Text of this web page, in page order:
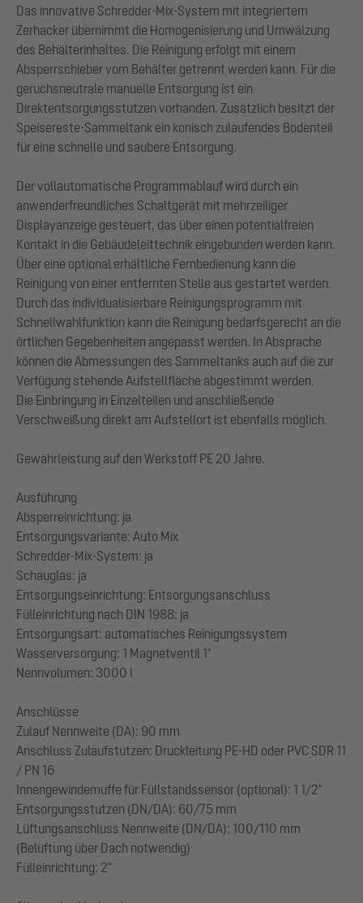
Das innovative Schredder-Mix-System mit integriertem
Zerhacker übernimmt die Homogenisierung und Umwälzung
des Behälterinhaltes. Die Reinigung erfolgt mit einem
Absperrschieber vom Behälter getrennt werden kann. Für die
geruchsneutrale manuelle Entsorgung ist ein
Direktentsorgungsstutzen vorhanden. Zusätzlich besitzt der
Speisereste-Sammeltank ein konisch zulaufendes Bodenteil
für eine schnelle und saubere Entsorgung.
Der vollautomatische Programmablauf wird durch ein
anwenderfreundliches Schaltgerät mit mehrzeiliger
Displayanzeige gesteuert, das über einen potentialfreien
Kontakt in die Gebäudeleittechnik eingebunden werden kann.
Über eine optional erhältliche Fernbedienung kann die
Reinigung von einer entfernten Stelle aus gestartet werden.
Durch das individualisierbare Reinigungsprogramm mit
Schnellwahlfunktion kann die Reinigung bedarfsgerecht an die
örtlichen Gegebenheiten angepasst werden. In Absprache
können die Abmessungen des Sammeltanks auch auf die zur
Verfügung stehende Aufstellfläche abgestimmt werden.
Die Einbringung in Einzelteilen und anschließende
Verschweißung direkt am Aufstellort ist ebenfalls möglich.
Gewährleistung auf den Werkstoff PE 20 Jahre.
Ausführung
Absperreinrichtung: ja
Entsorgungsvariante: Auto Mix
Schredder-Mix-System: ja
Schauglas: ja
Entsorgungseinrichtung: Entsorgungsanschluss
Fülleinrichtung nach DIN 1988: ja
Entsorgungsart: automatisches Reinigungssystem
Wasserversorgung: 1 Magnetventil 1"
Nennvolumen: 3000 l
Anschlüsse
Zulauf Nennweite (DA): 90 mm
Anschluss Zulaufstutzen: Druckleitung PE-HD oder PVC SDR 11
/ PN 16
Innengewindemuffe für Füllstandssensor (optional): 1 1/2"
Entsorgungsstutzen (DN/DA): 60/75 mm
Lüftungsanschluss Nennweite (DN/DA): 100/110 mm
(Belüftung über Dach notwendig)
Fülleinrichtung: 2"